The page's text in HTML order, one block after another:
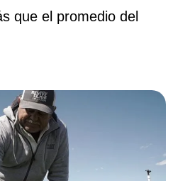
que el promedio del